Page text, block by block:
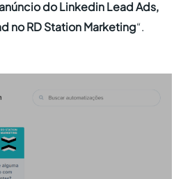
do Linkedin Lead Ads,
no RD Station Marketing“.